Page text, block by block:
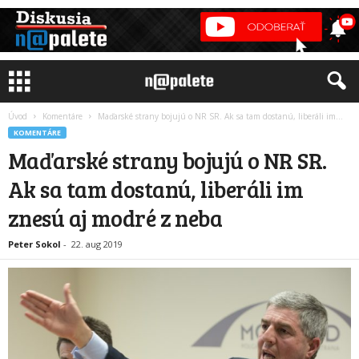
Úvod Komentáre Maďarské strany bojujú o NR SR. Ak sa tam dostanú, liberáli im...
KOMENTÁRE
Maďarské strany bojujú o NR SR.
Ak sa tam dostanú, liberáli im
znesú aj modré z neba
Peter Sokol - 22. aug 2019